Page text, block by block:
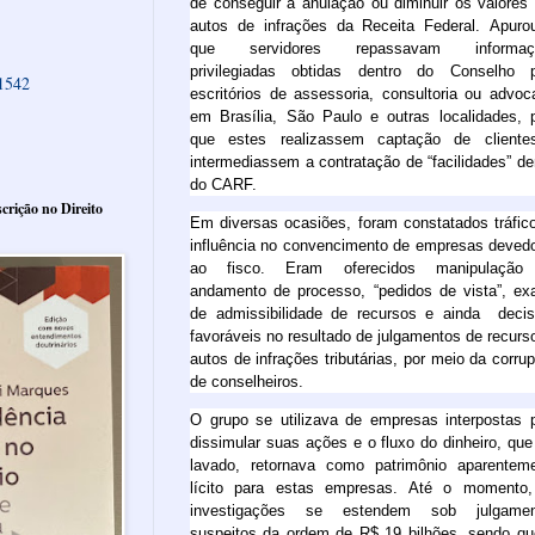
autos de infrações da Receita Federal.
que servidores repassavam
privilegiadas obtidas dentro do Conselho
escritórios de assessoria, consultoria ou
em Brasília, São Paulo e outras localidades,
que estes realizassem captação de
intermediassem a contratação de “facilidades”
do CARF.
Em diversas ocasiões, foram constatados
influência no convencimento de empresas
ao fisco. Eram oferecidos
andamento de processo, “pedidos de vista”,
de admissibilidade de recursos e ainda
favoráveis no resultado de julgamentos de
autos de infrações tributárias, por meio da
de conselheiros.
O grupo se utilizava de empresas interpostas
dissimular suas ações e o fluxo do dinheiro,
lavado, retornava como patrimônio
lícito para estas empresas. Até o
investigações se estendem sob
no Direito